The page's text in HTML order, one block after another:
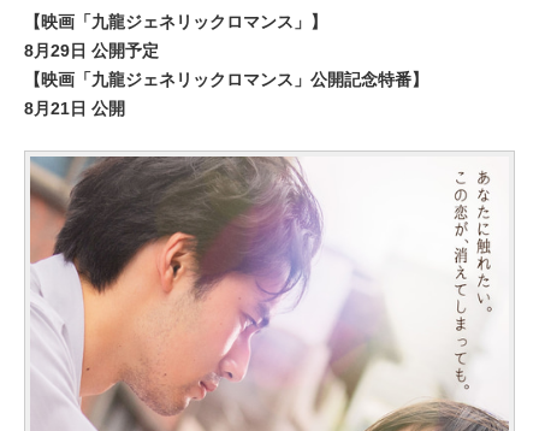
【映画「九龍ジェネリックロマンス」】
8月29日 公開予定
【映画「九龍ジェネリックロマンス」公開記念特番】
8月21日 公開